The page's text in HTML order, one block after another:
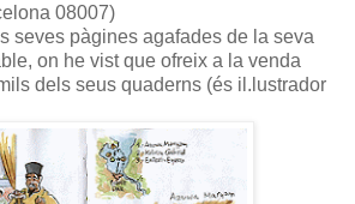
08007)
seves pàgines agafades de la seva
on he vist que ofreix a la venda
dels seus quaderns (és il.lustrador